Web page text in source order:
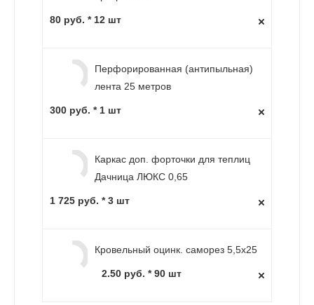
80 руб. * 12 шт
Перфорированная (антипыльная)
лента 25 метров
300 руб. * 1 шт
Каркас доп. форточки для теплиц
Дачница ЛЮКС 0,65
1 725 руб. * 3 шт
Кровельный оцинк. саморез 5,5х25
2.50 руб. * 90 шт